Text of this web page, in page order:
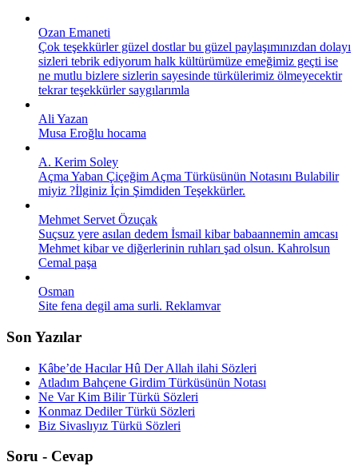
Ozan Emaneti
Çok teşekkürler güzel dostlar bu güzel paylaşımınızdan dolayı
sizleri tebrik ediyorum halk kültürümüze emeğimiz geçti ise
ne mutlu bizlere sizlerin sayesinde türkülerimiz ölmeyecektir
tekrar teşekkürler saygılarımla
Ali Yazan
Musa Eroğlu hocama
A. Kerim Soley
Açma Yaban Çiçeğim Açma Türküsünün Notasını Bulabilir
miyiz ?İlginiz İçin Şimdiden Teşekkürler.
Mehmet Servet Özuçak
Suçsuz yere asılan dedem İsmail kibar babaannemin amcası
Mehmet kibar ve diğerlerinin ruhları şad olsun. Kahrolsun
Cemal paşa
Osman
Site fena degil ama surli. Reklamvar
Son Yazılar
Kâbe’de Hacılar Hû Der Allah ilahi Sözleri
Atladım Bahçene Girdim Türküsünün Notası
Ne Var Kim Bilir Türkü Sözleri
Konmaz Dediler Türkü Sözleri
Biz Sivaslıyız Türkü Sözleri
Soru - Cevap